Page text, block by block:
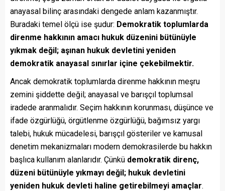
anayasal bilinç arasındaki dengede anlam kazanmıştır.
Buradaki temel ölçü ise şudur: Demokratik toplumlarda
direnme hakkının amacı hukuk düzenini bütünüyle
yıkmak değil; aşınan hukuk devletini yeniden
demokratik anayasal sınırlar içine çekebilmektir.
Ancak demokratik toplumlarda direnme hakkının meşru
zemini şiddette değil; anayasal ve barışçıl toplumsal
iradede aranmalıdır. Seçim hakkının korunması, düşünce ve
ifade özgürlüğü, örgütlenme özgürlüğü, bağımsız yargı
talebi, hukuk mücadelesi, barışçıl gösteriler ve kamusal
denetim mekanizmaları modern demokrasilerde bu hakkın
başlıca kullanım alanlarıdır. Çünkü demokratik direnç,
düzeni bütünüyle yıkmayı değil; hukuk devletini
yeniden hukuk devleti haline getirebilmeyi amaçlar.